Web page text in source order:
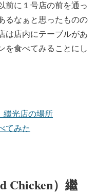
前に１号店の前を通っ
るなぁと思ったものの
は店内にテーブルがあ
を食べてみることにし
繼光店の場所
てみた
Chicken）繼